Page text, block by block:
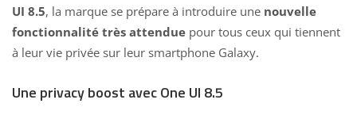
UI 8.5, la marque se prépare à introduire une nouvelle
fonctionnalité très attendue pour tous ceux qui tiennent
à leur vie privée sur leur smartphone Galaxy.
Une privacy boost avec One UI 8.5